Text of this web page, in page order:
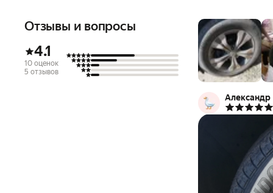
Отзывы и вопросы
4.1
10 оценок
5 отзывов
Александр